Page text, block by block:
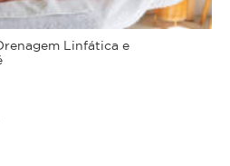
Linfática e